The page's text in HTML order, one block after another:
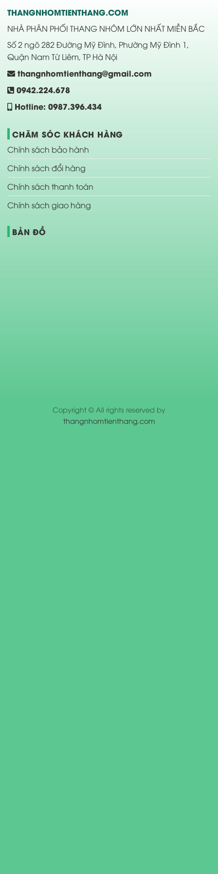
THANGNHOMTIENTHANG.COM
NHÀ PHÂN PHỐI THANG NHÔM LỚN NHẤT MIỀN BẮC
Số 2 ngõ 282 Đường Mỹ Đình, Phường Mỹ Đình 1,
Quận Nam Từ Liêm, TP Hà Nội
thangnhomtienthang@gmail.com
0942.224.678
Hotline: 0987.396.434
CHĂM SÓC KHÁCH HÀNG
Chính sách bảo hành
Chính sách đổi hàng
Chính sách thanh toán
Chính sách giao hàng
BẢN ĐỒ
Copyright © All rights reserved by
thangnhomtienthang.com